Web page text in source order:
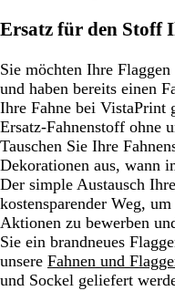
Ersatz für den Stoff
Sie möchten Ihre
und haben bereits einen
Ihre Fahne bei VistaPrint
Ersatz-Fahnenstoff ohne
Tauschen Sie Ihre
Dekorationen aus, wann
Der simple Austausch
kostensparender Weg,
Aktionen zu bewerben
Sie ein brandneues
unsere Fahnen und
und Sockel geliefert